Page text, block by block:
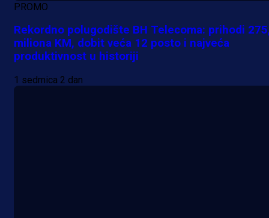
PROMO
Rekordno polugodište BH Telecoma: prihodi
miliona KM, dobit veća 12 posto i najveća
produktivnost u historiji
1 sedmica 2 dan